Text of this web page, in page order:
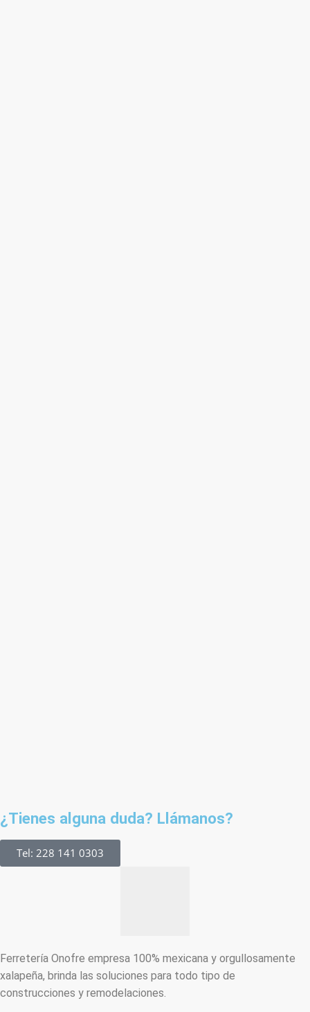
¿Tienes alguna duda? Llámanos?
Tel: 228 141 0303
Ferretería Onofre empresa 100% mexicana y orgullosamente
xalapeña, brinda las soluciones para todo tipo de
construcciones y remodelaciones.